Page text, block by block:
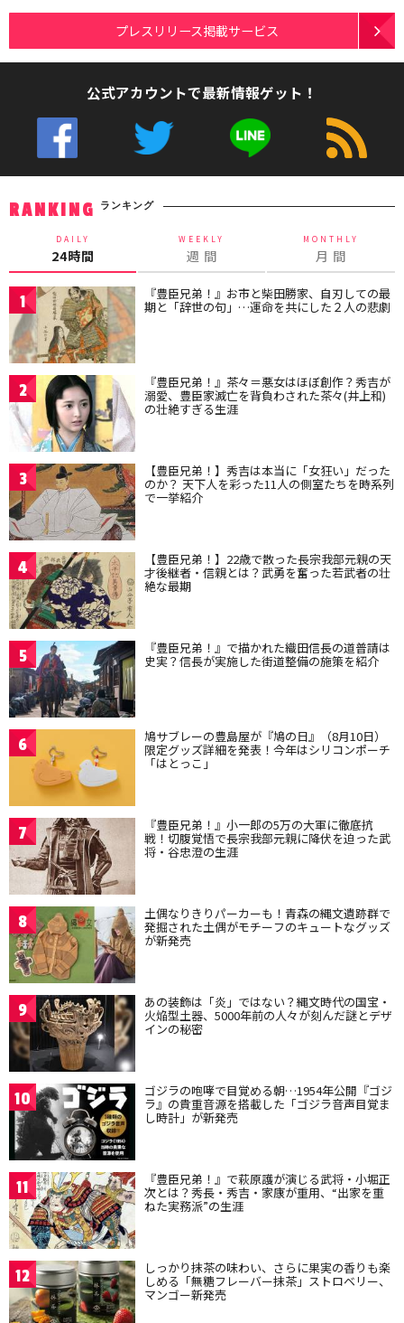
プレスリリース掲載サービス
公式アカウントで最新情報ゲット！
RANKING ランキング
DAILY
24時間
WEEKLY
週 間
MONTHLY
月 間
1 『豊臣兄弟！』お市と柴田勝家、自刃しての最
期と「辞世の句」…運命を共にした２人の悲劇
2 『豊臣兄弟！』茶々＝悪女はほぼ創作？秀吉が
溺愛、豊臣家滅亡を背負わされた茶々(井上和)
の壮絶すぎる生涯
3 【豊臣兄弟！】秀吉は本当に「女狂い」だった
のか？ 天下人を彩った11人の側室たちを時系列
で一挙紹介
4 【豊臣兄弟！】22歳で散った長宗我部元親の天
才後継者・信親とは？武勇を奮った若武者の壮
絶な最期
5 『豊臣兄弟！』で描かれた織田信長の道普請は
史実？信長が実施した街道整備の施策を紹介
6 鳩サブレーの豊島屋が『鳩の日』（8月10日）
限定グッズ詳細を発表！今年はシリコンポーチ
「はとっこ」
7 『豊臣兄弟！』小一郎の5万の大軍に徹底抗
戦！切腹覚悟で長宗我部元親に降伏を迫った武
将・谷忠澄の生涯
8 土偶なりきりパーカーも！青森の縄文遺跡群で
発掘された土偶がモチーフのキュートなグッズ
が新発売
9 あの装飾は「炎」ではない？縄文時代の国宝・
火焔型土器、5000年前の人々が刻んだ謎とデザ
インの秘密
10 ゴジラの咆哮で目覚める朝…1954年公開『ゴジ
ラ』の貴重音源を搭載した「ゴジラ音声目覚ま
し時計」が新発売
11 『豊臣兄弟！』で萩原護が演じる武将・小堀正
次とは？秀長・秀吉・家康が重用、“出家を重
ねた実務派”の生涯
12 しっかり抹茶の味わい、さらに果実の香りも楽
しめる「無糖フレーバー抹茶」ストロベリー、
マンゴー新発売